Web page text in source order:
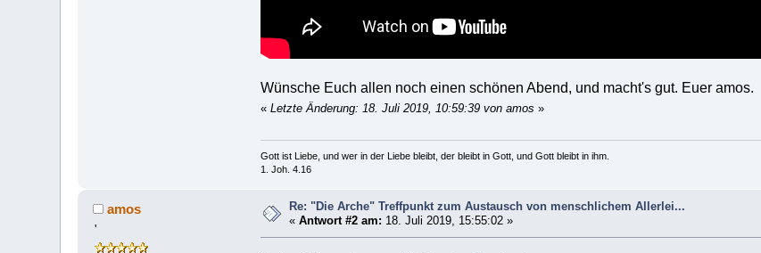
Wünsche Euch allen noch einen schönen Abend, und macht's gut. Euer amos.
« Letzte Änderung: 18. Juli 2019, 10:59:39 von amos »
Gott ist Liebe, und wer in der Liebe bleibt, der bleibt in Gott, und Gott bleibt in ihm.
1. Joh. 4.16
amos
'
Re: "Die Arche" Treffpunkt zum Austausch von menschlichem Allerlei...
«Antwort #2 am: 18. Juli 2019, 15:55:02 »